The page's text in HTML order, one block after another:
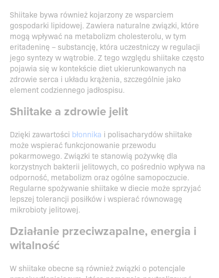
Shiitake bywa również kojarzony ze wsparciem
gospodarki lipidowej. Zawiera naturalne związki, które
mogą wpływać na metabolizm cholesterolu, w tym
eritadeninę – substancję, która uczestniczy w regulacji
jego syntezy w wątrobie. Z tego względu shiitake często
pojawia się w kontekście diet ukierunkowanych na
zdrowie serca i układu krążenia, szczególnie jako
element codziennego jadłospisu.
Shiitake a zdrowie jelit
Dzięki zawartości błonnika i polisacharydów shiitake
może wspierać funkcjonowanie przewodu
pokarmowego. Związki te stanowią pożywkę dla
korzystnych bakterii jelitowych, co pośrednio wpływa na
odporność, metabolizm oraz ogólne samopoczucie.
Regularne spożywanie shiitake w diecie może sprzyjać
lepszej tolerancji posiłków i wspierać równowagę
mikrobioty jelitowej.
Działanie przeciwzapalne, energia i
witalność
W shiitake obecne są również związki o potencjale